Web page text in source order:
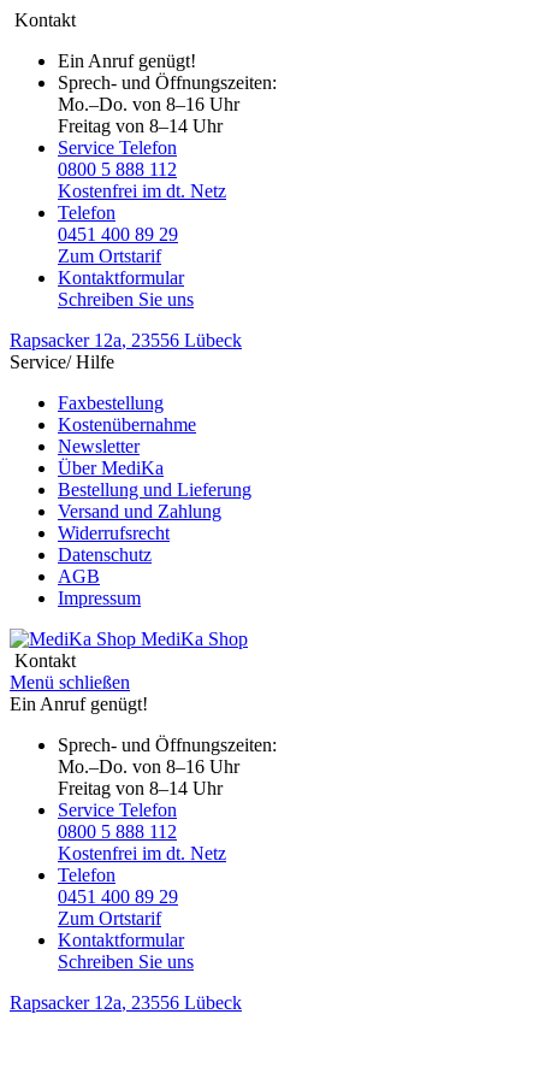
Kontakt
Ein Anruf genügt!
Sprech- und Öffnungszeiten:
Mo.–Do. von 8–16 Uhr
Freitag von 8–14 Uhr
Service Telefon
0800 5 888 112
Kostenfrei im dt. Netz
Telefon
0451 400 89 29
Zum Ortstarif
Kontaktformular
Schreiben Sie uns
Rapsacker 12a, 23556 Lübeck
Service/ Hilfe
Faxbestellung
Kostenübernahme
Newsletter
Über MediKa
Bestellung und Lieferung
Versand und Zahlung
Widerrufsrecht
Datenschutz
AGB
Impressum
MediKa Shop
Kontakt
Menü schließen
Ein Anruf genügt!
Sprech- und Öffnungszeiten:
Mo.–Do. von 8–16 Uhr
Freitag von 8–14 Uhr
Service Telefon
0800 5 888 112
Kostenfrei im dt. Netz
Telefon
0451 400 89 29
Zum Ortstarif
Kontaktformular
Schreiben Sie uns
Rapsacker 12a, 23556 Lübeck